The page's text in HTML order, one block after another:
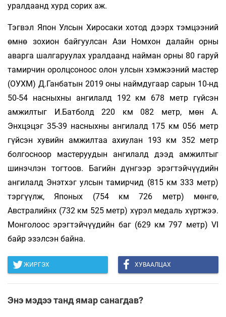
уралдаанд хурд сорих аж.
Тэгвэл Япон Улсын Хиросаки хотод дээрх тэмцээний
өмнө зохион байгуулсан Ази Номхон далайн орны
аварга шалгаруулах уралдаанд найман орны 80 гаруй
тамирчин оролцсоноос олон улсын хэмжээний мастер
(ОУХМ) Д.Ганбатын 2019 оны наймдугаар сарын 10-нд
50-54 насныхны ангилалд 192 км 678 метр гүйсэн
амжилтыг И.Батболд 220 км 082 метр, мөн А.
Энхцэцэг 35-39 насныхны ангилалд 175 км 056 метр
гүйсэн хувийн амжилтаа ахиулан 193 км 352 метр
болгосноор мастеруудын ангилалд дээд амжилтыг
шинэчлэн тогтоов. Багийн дүнгээр эрэгтэйчүүдийн
ангилалд Энэтхэг улсын тамирчид (815 км 333 метр)
тэргүүлж, Японых (754 км 726 метр) мөнгө,
Австралийнх (732 км 525 метр) хүрэл медаль хүртжээ.
Монголоос эрэгтэйчүүдийн баг (629 км 797 метр) VI
байр эзэлсэн байна.
ЖИРГЭХ ХУВААЛЦАХ
Энэ мэдээ танд ямар санагдав?